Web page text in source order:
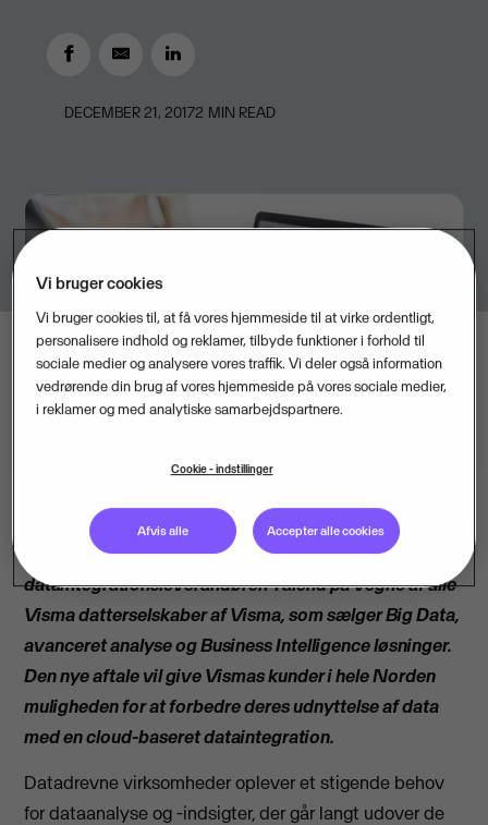
DECEMBER 21, 20172 MIN READ
Visma har indgået en nordisk aftale med
dataintegrationsleverandøren Talend på vegne af alle
Visma datterselskaber af Visma, som sælger Big Data,
avanceret analyse og Business Intelligence løsninger.
Den nye aftale vil give Vismas kunder i hele Norden
muligheden for at forbedre deres udnyttelse af data
med en cloud-baseret dataintegration.
Datadrevne virksomheder oplever et stigende behov
for dataanalyse og -indsigter, der går langt udover de
Vi bruger cookies
Vi bruger cookies til, at få vores hjemmeside til at virke ordentligt,
personalisere indhold og reklamer, tilbyde funktioner i forhold til
sociale medier og analysere vores traffik. Vi deler også information
vedrørende din brug af vores hjemmeside på vores sociale medier,
i reklamer og med analytiske samarbejdspartnere.
Cookie - indstillinger
Afvis alle Accepter alle cookies